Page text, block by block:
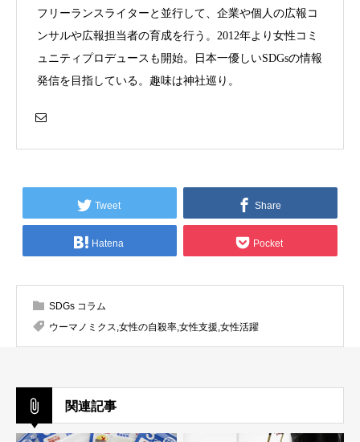
フリーランスライターと並行して、企業や個人の広報コ
ンサルや広報担当者の育成を行う。2012年より女性コミ
ュニティプロデュースも開始。日本一優しいSDGsの情報
発信を目指している。趣味は神社巡り。
Tweet Share
Hatena Pocket
SDGs コラム
ウーマノミクス,女性の自殺率,女性支援,女性活躍
関連記事